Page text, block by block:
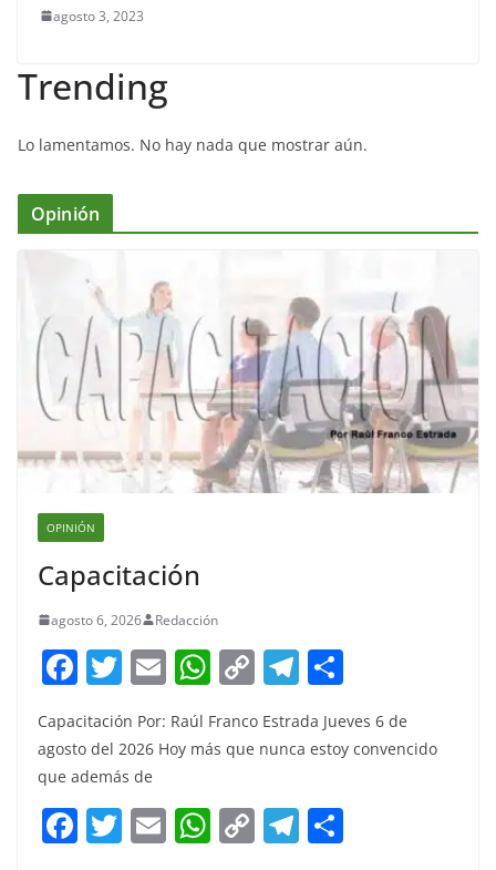
agosto 3, 2023
Trending
Lo lamentamos. No hay nada que mostrar aún.
Opinión
OPINIÓN
Capacitación
agosto 6, 2026 Redacción
F
c
e
b
o
T
itt
er
E
ai
W
at
A
p
C
p
Li
n
T
e
a
m
ar
e
Capacitación Por: Raúl Franco Estrada Jueves 6 de
agosto del 2026 Hoy más que nunca estoy convencido
que además de
F T E W C T